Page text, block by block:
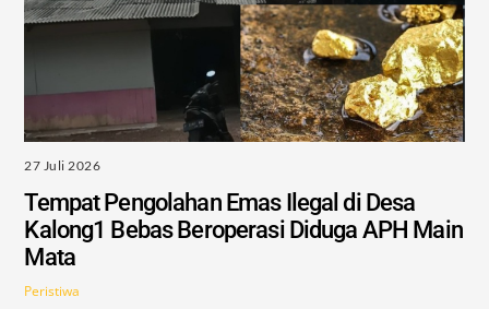
27 Juli 2026
Tempat Pengolahan Emas Ilegal di Desa
Kalong1 Bebas Beroperasi Diduga APH Main
Mata
Peristiwa